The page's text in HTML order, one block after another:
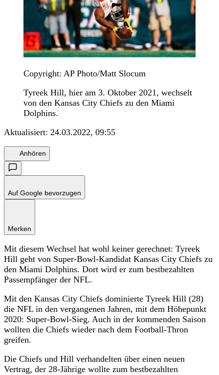
Copyright: AP Photo/Matt Slocum
Tyreek Hill, hier am 3. Oktober 2021, wechselt
von den Kansas City Chiefs zu den Miami
Dolphins.
Aktualisiert: 24.03.2022, 09:55
Anhören
Auf Google bevorzugen
Merken
Mit diesem Wechsel hat wohl keiner gerechnet: Tyreek
Hill geht von Super-Bowl-Kandidat Kansas City Chiefs zu
den Miami Dolphins. Dort wird er zum bestbezahlten
Passempfänger der NFL.
Mit den Kansas City Chiefs dominierte Tyreek Hill (28)
die NFL in den vergangenen Jahren, mit dem Höhepunkt
2020: Super-Bowl-Sieg. Auch in der kommenden Saison
wollten die Chiefs wieder nach dem Football-Thron
greifen.
Die Chiefs und Hill verhandelten über einen neuen
Vertrag, der 28-Jährige wollte zum bestbezahlten